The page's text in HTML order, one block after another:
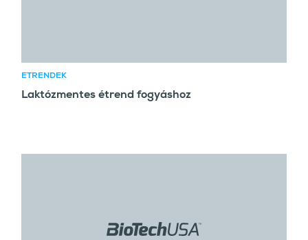
ÉTRENDEK
Laktózmentes étrend fogyáshoz